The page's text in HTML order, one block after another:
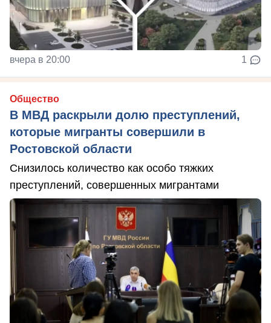
вчера в 20:00 1
Общество
В МВД раскрыли долю преступлений,
которые мигранты совершили в
Ростовской области
Снизилось количество как особо тяжких
преступлений, совершенных мигрантами